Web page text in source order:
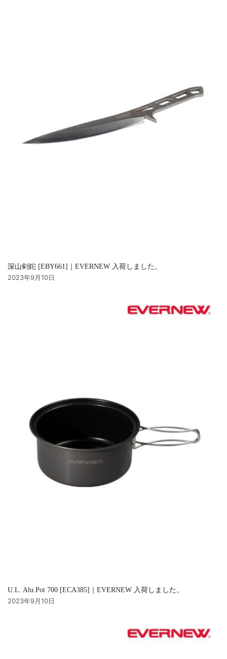
深山剣鉈 [EBY661]｜EVERNEW 入荷しました。
2023年9月10日
U.L. Alu.Pot 700 [ECA385]｜EVERNEW 入荷しました。
2023年9月10日